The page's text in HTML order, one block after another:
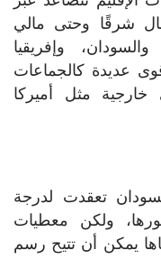
شرقًا وحتى مالي
وإفريقيا
عديدة كالجماعات
مثل أميركا
تعقدت لدرجة
ولكن معطيات
يمكن أن تتيح رسم